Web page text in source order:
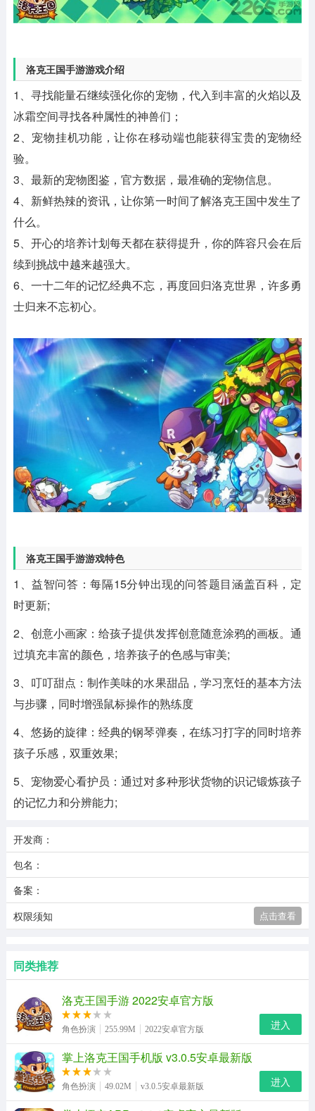
洛克王国手游游戏介绍
1、寻找能量石继续强化你的宠物，代入到丰富的火焰以及
冰霜空间寻找各种属性的神兽们；
2、宠物挂机功能，让你在移动端也能获得宝贵的宠物经
验。
3、最新的宠物图鉴，官方数据，最准确的宠物信息。
4、新鲜热辣的资讯，让你第一时间了解洛克王国中发生了
什么。
5、开心的培养计划每天都在获得提升，你的阵容只会在后
续到挑战中越来越强大。
6、一十二年的记忆经典不忘，再度回归洛克世界，许多勇
士归来不忘初心。
洛克王国手游游戏特色
1、益智问答：每隔15分钟出现的问答题目涵盖百科，定
时更新;
2、创意小画家：给孩子提供发挥创意随意涂鸦的画板。通
过填充丰富的颜色，培养孩子的色感与审美;
3、叮叮甜点：制作美味的水果甜品，学习烹饪的基本方法
与步骤，同时增强鼠标操作的熟练度
4、悠扬的旋律：经典的钢琴弹奏，在练习打字的同时培养
孩子乐感，双重效果;
5、宠物爱心看护员：通过对多种形状货物的识记锻炼孩子
的记忆力和分辨能力;
开发商：
包名：
备案：
权限须知
点击查看
同类推荐
洛克王国手游 2022安卓官方版
角色扮演 255.99M 2022安卓官方版 进入
掌上洛克王国手机版 v3.0.5安卓最新版
角色扮演 49.02M v3.0.5安卓最新版 进入